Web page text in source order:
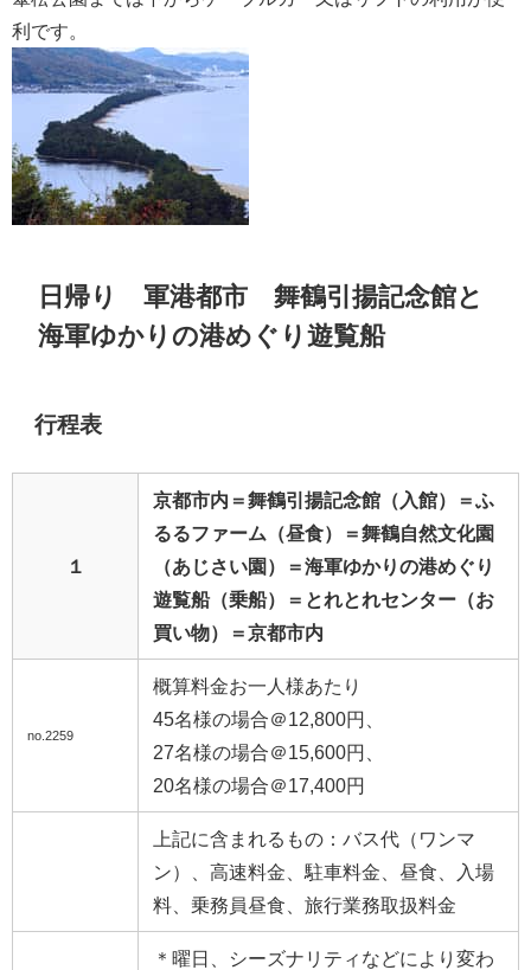
利です。
日帰り 軍港都市 舞鶴引揚記念館と
海軍ゆかりの港めぐり遊覧船
行程表
１
京都市内＝舞鶴引揚記念館（入館）＝ふ
るるファーム（昼食）＝舞鶴自然文化園
（あじさい園）＝海軍ゆかりの港めぐり
遊覧船（乗船）＝とれとれセンター（お
買い物）＝京都市内
no.2259
概算料金お一人様あたり
45名様の場合＠12,800円、
27名様の場合＠15,600円、
20名様の場合＠17,400円
上記に含まれるもの：バス代（ワンマ
ン）、高速料金、駐車料金、昼食、入場
料、乗務員昼食、旅行業務取扱料金
＊曜日、シーズナリティなどにより変わ